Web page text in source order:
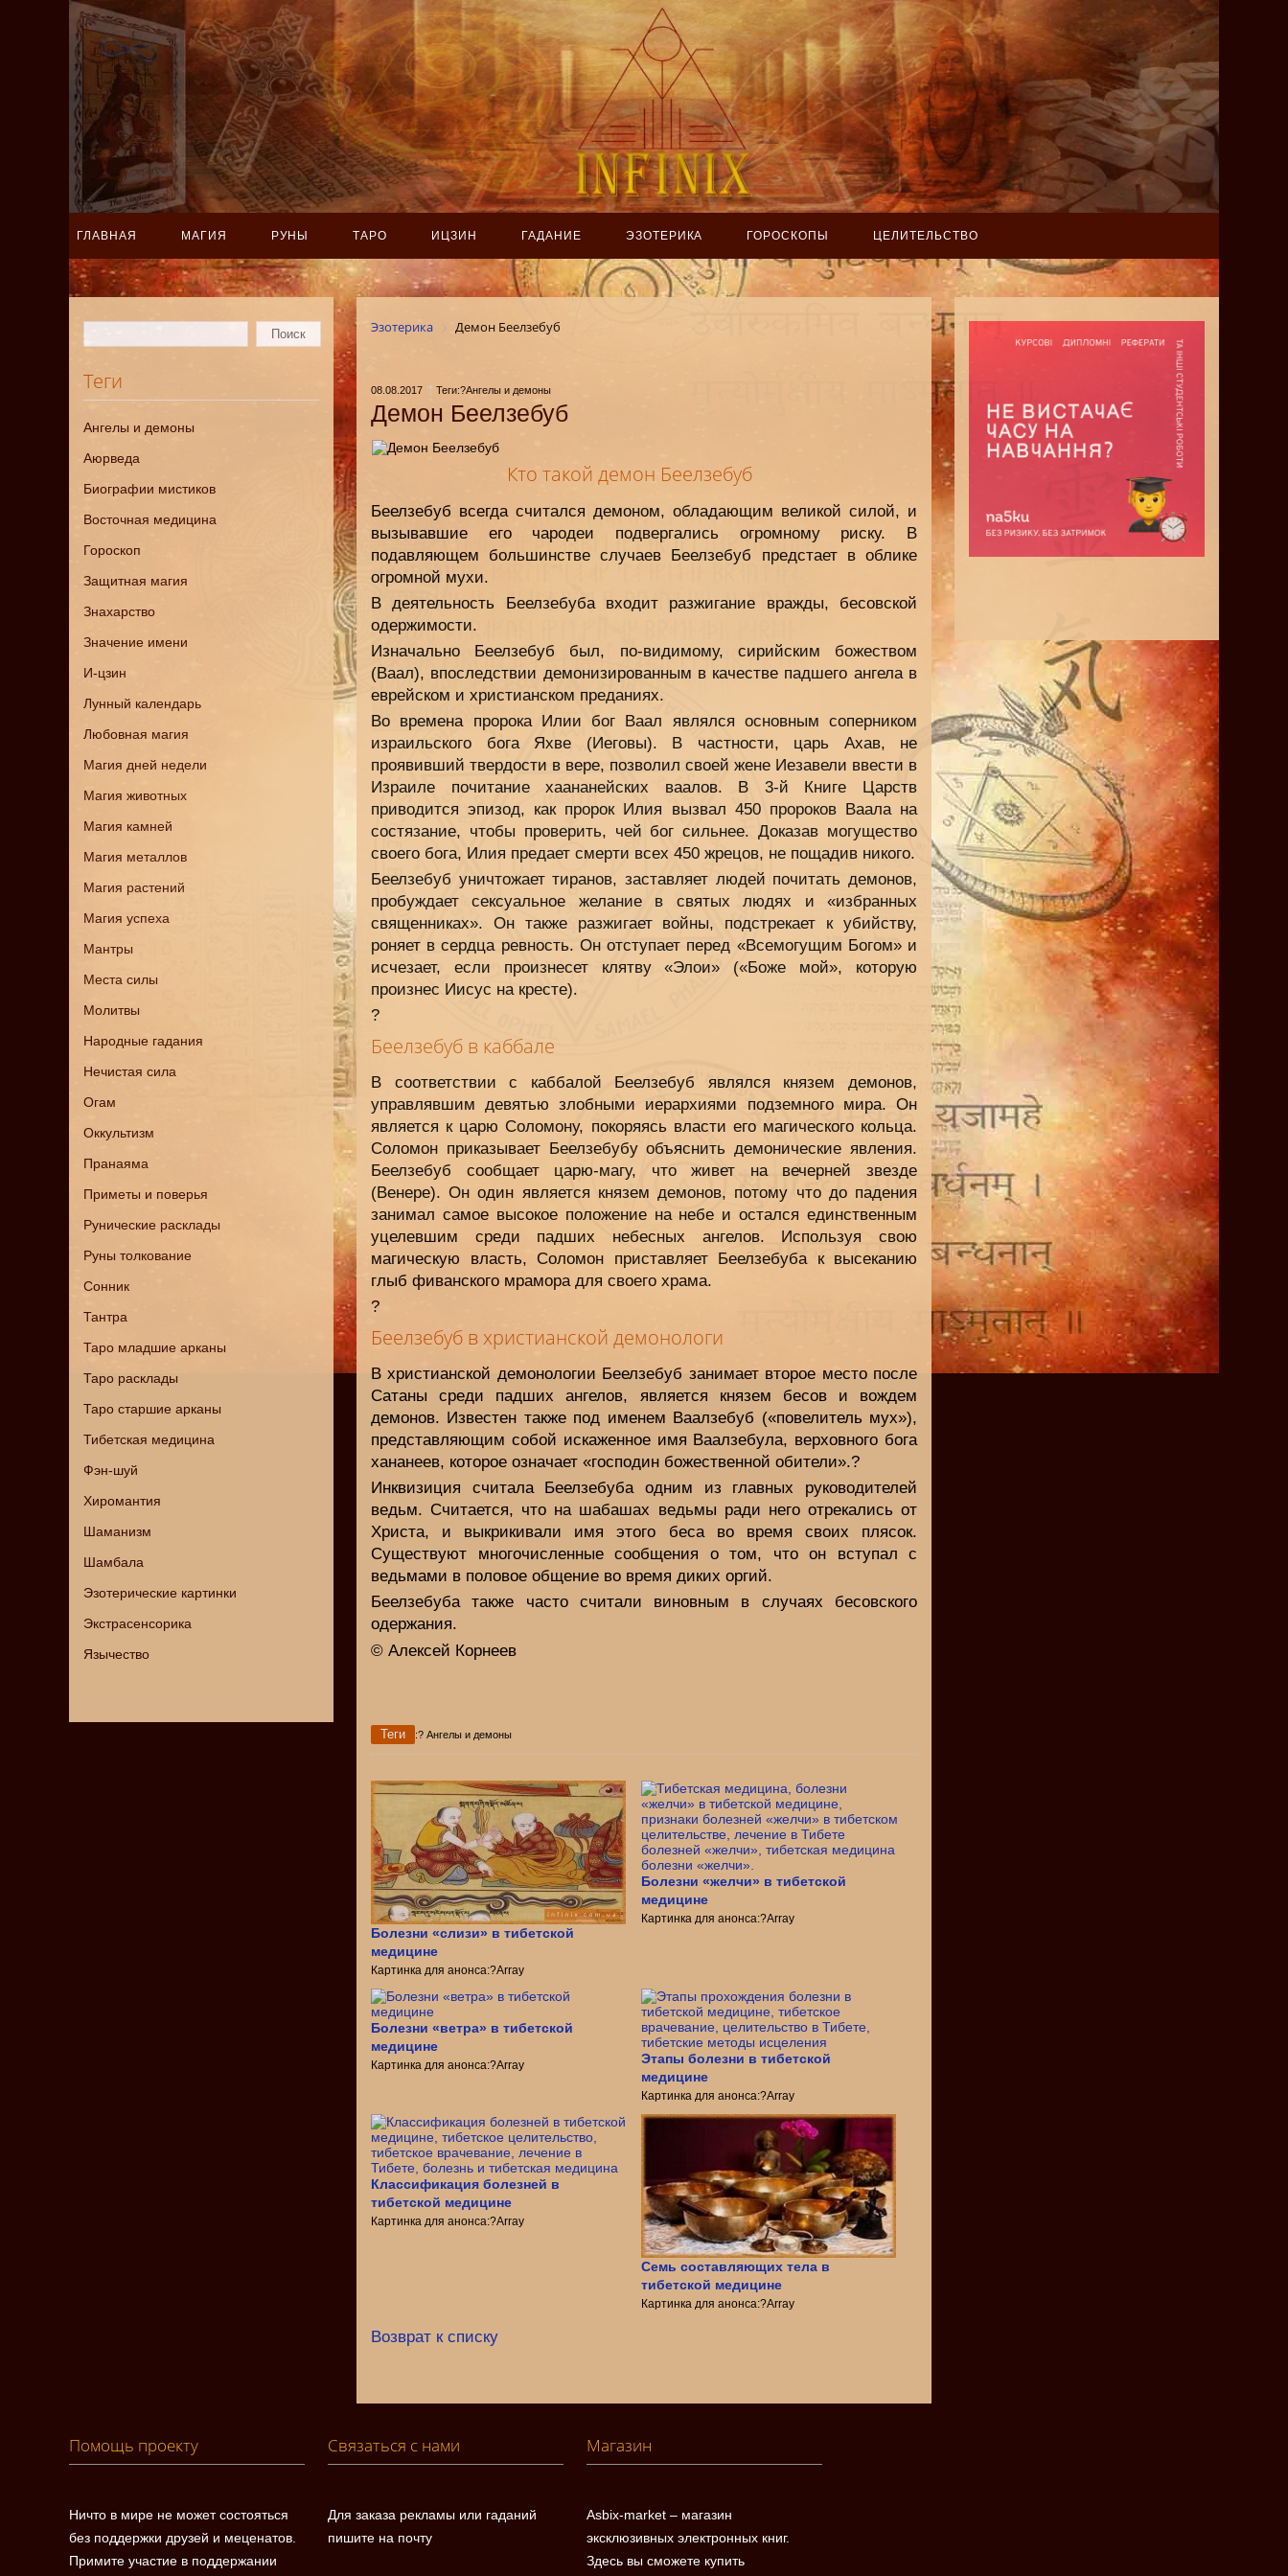
ГЛАВНАЯ МАГИЯ РУНЫ ТАРО ИЦЗИН ГАДАНИЕ ЭЗОТЕРИКА ГОРОСКОПЫ ЦЕЛИТЕЛЬСТВО
Теги
Ангелы и демоны
Аюрведа
Биографии мистиков
Восточная медицина
Гороскоп
Защитная магия
Знахарство
Значение имени
И-цзин
Лунный календарь
Любовная магия
Магия дней недели
Магия животных
Магия камней
Магия металлов
Магия растений
Магия успеха
Мантры
Места силы
Молитвы
Народные гадания
Нечистая сила
Огам
Оккультизм
Пранаяма
Приметы и поверья
Рунические расклады
Руны толкование
Сонник
Тантра
Таро младшие арканы
Таро расклады
Таро старшие арканы
Тибетская медицина
Фэн-шуй
Хиромантия
Шаманизм
Шамбала
Эзотерические картинки
Экстрасенсорика
Язычество
Эзотерика Демон Беелзебуб
08.08.2017 Теги:?Ангелы и демоны
Демон Беелзебуб
Кто такой демон Беелзебуб
Беелзебуб всегда считался демоном, обладающим великой силой, и
вызывавшие его чародеи подвергались огромному риску. В
подавляющем большинстве случаев Беелзебуб предстает в облике
огромной мухи.
В деятельность Беелзебуба входит разжигание вражды, бесовской
одержимости.
Изначально Беелзебуб был, по-видимому, сирийским божеством
(Ваал), впоследствии демонизированным в качестве падшего ангела в
еврейском и христианском преданиях.
Во времена пророка Илии бог Ваал являлся основным соперником
израильского бога Яхве (Иеговы). В частности, царь Ахав, не
проявивший твердости в вере, позволил своей жене Иезавели ввести в
Израиле почитание хаананейских ваалов. В 3-й Книге Царств
приводится эпизод, как пророк Илия вызвал 450 пророков Ваала на
состязание, чтобы проверить, чей бог сильнее. Доказав могущество
своего бога, Илия предает смерти всех 450 жрецов, не пощадив никого.
Беелзебуб уничтожает тиранов, заставляет людей почитать демонов,
пробуждает сексуальное желание в святых людях и «избранных
священниках». Он также разжигает войны, подстрекает к убийству,
роняет в сердца ревность. Он отступает перед «Всемогущим Богом» и
исчезает, если произнесет клятву «Элои» («Боже мой», которую
произнес Иисус на кресте).
?
Беелзебуб в каббале
В соответствии с каббалой Беелзебуб являлся князем демонов,
управлявшим девятью злобными иерархиями подземного мира. Он
является к царю Соломону, покоряясь власти его магического кольца.
Соломон приказывает Беелзебубу объяснить демонические явления.
Беелзебуб сообщает царю-магу, что живет на вечерней звезде
(Венере). Он один является князем демонов, потому что до падения
занимал самое высокое положение на небе и остался единственным
уцелевшим среди падших небесных ангелов. Используя свою
магическую власть, Соломон приставляет Беелзебуба к высеканию
глыб фиванского мрамора для своего храма.
?
Беелзебуб в христианской демонологи
В христианской демонологии Беелзебуб занимает второе место после
Сатаны среди падших ангелов, является князем бесов и вождем
демонов. Известен также под именем Ваалзебуб («повелитель мух»),
представляющим собой искаженное имя Ваалзебула, верховного бога
хананеев, которое означает «господин божественной обители».?
Инквизиция считала Беелзебуба одним из главных руководителей
ведьм. Считается, что на шабашах ведьмы ради него отрекались от
Христа, и выкрикивали имя этого беса во время своих плясок.
Существуют многочисленные сообщения о том, что он вступал с
ведьмами в половое общение во время диких оргий.
Беелзебуба также часто считали виновным в случаях бесовского
одержания.
© Алексей Корнеев
Теги :? Ангелы и демоны
Болезни «слизи» в тибетской
медицине
Картинка для анонса:?Array
Болезни «желчи» в тибетской
медицине
Картинка для анонса:?Array
Болезни «ветра» в тибетской
медицине
Картинка для анонса:?Array
Этапы болезни в тибетской
медицине
Картинка для анонса:?Array
Классификация болезней в
тибетской медицине
Картинка для анонса:?Array
Семь составляющих тела в
тибетской медицине
Картинка для анонса:?Array
Возврат к списку
Помощь проекту
Ничто в мире не может состояться
без поддержки друзей и меценатов.
Примите участие в поддержании
Связаться с нами
Для заказа рекламы или гаданий
пишите на почту
Магазин
Asbix-market – магазин
эксклюзивных электронных книг.
Здесь вы сможете купить